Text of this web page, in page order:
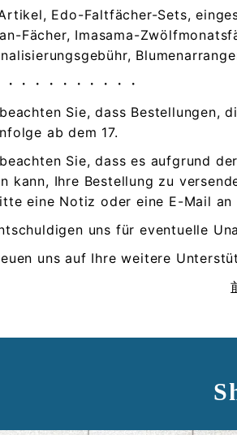
Edo-Faltfächer-Sets,
Fächer, Imasama-
・・・・・・・・・・
Sie, dass Bestellungen,
ab dem 17.
Sie, dass es aufgrund
kann, Ihre Bestellung zu
eine Notiz oder eine E-Mail an
uns für eventuelle
uns auf Ihre weitere